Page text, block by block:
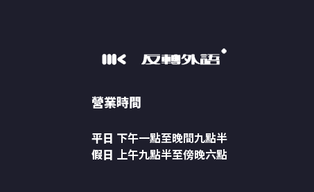
營業時間
平日 下午一點至晚間九點半
假日 上午九點半至傍晚六點